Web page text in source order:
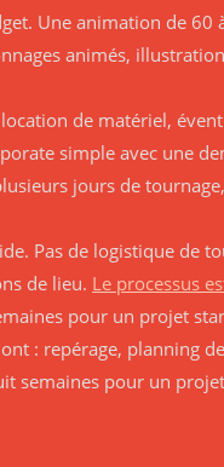
Une animation de 60
animés,
de matériel,
simple avec une
jours de
Pas de logistique de
de lieu. Le processus
pour un projet
: repérage, planning
semaines pour un